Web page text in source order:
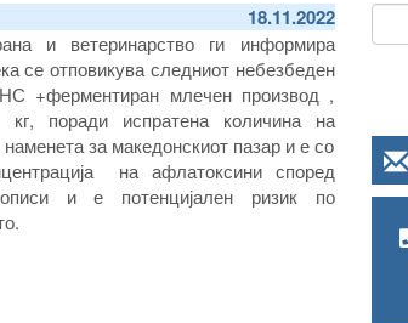
18.11.2022
и ветеринарство ги информира
се отповикува следниот небезбеден
+ферментиран млечен производ ,
поради испратена количина на
наменета за македонскиот пазар и е со
на афлатоксини според
и е потенцијален ризик по